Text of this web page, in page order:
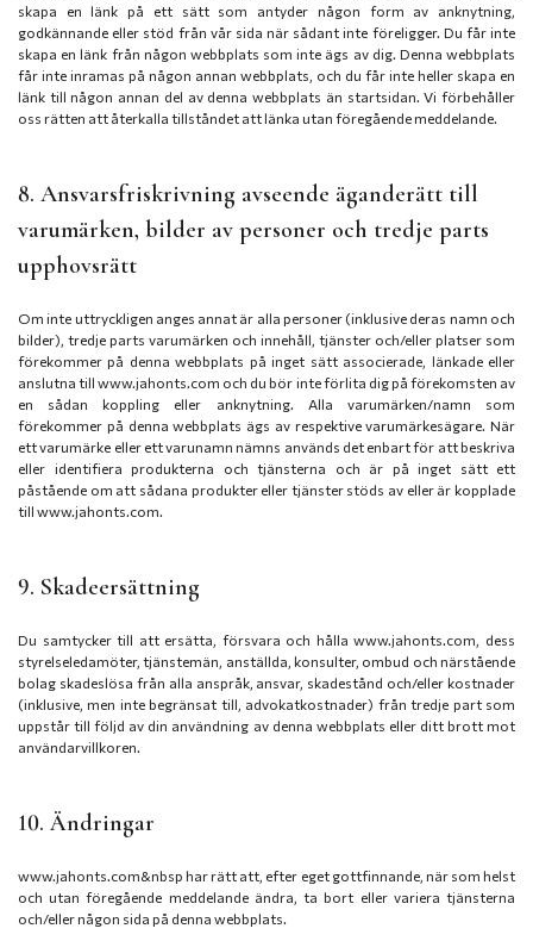
skapa en länk på ett sätt som antyder någon form av anknytning,
godkännande eller stöd från vår sida när sådant inte föreligger. Du får inte
skapa en länk från någon webbplats som inte ägs av dig. Denna webbplats
får inte inramas på någon annan webbplats, och du får inte heller skapa en
länk till någon annan del av denna webbplats än startsidan. Vi förbehåller
oss rätten att återkalla tillståndet att länka utan föregående meddelande.
8. Ansvarsfriskrivning avseende äganderätt till
varumärken, bilder av personer och tredje parts
upphovsrätt
Om inte uttryckligen anges annat är alla personer (inklusive deras namn och
bilder), tredje parts varumärken och innehåll, tjänster och/eller platser som
förekommer på denna webbplats på inget sätt associerade, länkade eller
anslutna till www.jahonts.com och du bör inte förlita dig på förekomsten av
en sådan koppling eller anknytning. Alla varumärken/namn som
förekommer på denna webbplats ägs av respektive varumärkesägare. När
ett varumärke eller ett varunamn nämns används det enbart för att beskriva
eller identifiera produkterna och tjänsterna och är på inget sätt ett
påstående om att sådana produkter eller tjänster stöds av eller är kopplade
till www.jahonts.com.
9. Skadeersättning
Du samtycker till att ersätta, försvara och hålla www.jahonts.com, dess
styrelseledamöter, tjänstemän, anställda, konsulter, ombud och närstående
bolag skadeslösa från alla anspråk, ansvar, skadestånd och/eller kostnader
(inklusive, men inte begränsat till, advokatkostnader) från tredje part som
uppstår till följd av din användning av denna webbplats eller ditt brott mot
användarvillkoren.
10. Ändringar
www.jahonts.com&nbsp har rätt att, efter eget gottfinnande, när som helst
och utan föregående meddelande ändra, ta bort eller variera tjänsterna
och/eller någon sida på denna webbplats.